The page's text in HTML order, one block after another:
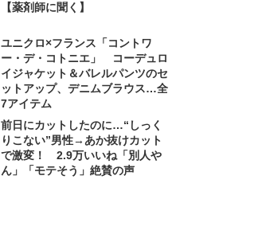
【薬剤師に聞く】
ユニクロ×フランス「コントワ
ー・デ・コトニエ」 コーデュロ
イジャケット＆バレルパンツのセ
ットアップ、デニムブラウス…全
7アイテム
前日にカットしたのに…“しっく
りこない”男性→あか抜けカット
で激変！ 2.9万いいね「別人や
ん」「モテそう」絶賛の声